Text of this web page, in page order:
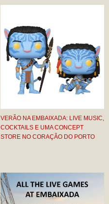
VERÃO NA EMBAIXADA: LIVE MUSIC,
COCKTAILS E UMA CONCEPT
STORE NO CORAÇÃO DO PORTO